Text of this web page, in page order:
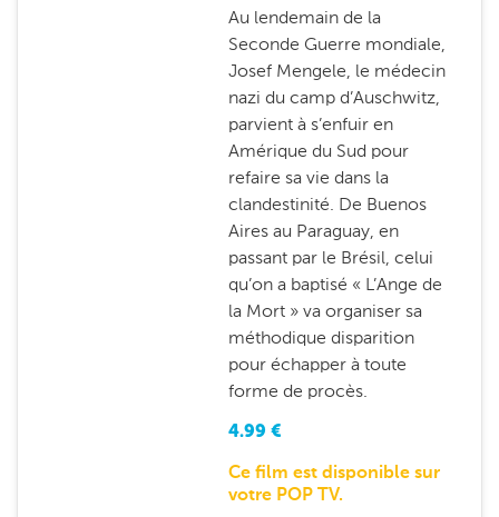
Au lendemain de la
Seconde Guerre mondiale,
Josef Mengele, le médecin
nazi du camp d’Auschwitz,
parvient à s’enfuir en
Amérique du Sud pour
refaire sa vie dans la
clandestinité. De Buenos
Aires au Paraguay, en
passant par le Brésil, celui
qu’on a baptisé « L’Ange de
la Mort » va organiser sa
méthodique disparition
pour échapper à toute
forme de procès.
4.99 €
Ce film est disponible sur
votre POP TV.